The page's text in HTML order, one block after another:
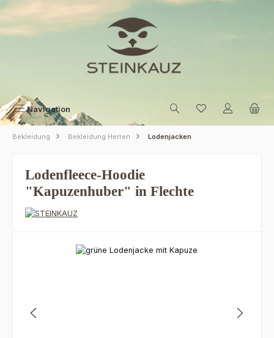
Zum Hauptinhalt springen
Navigation
Bekleidung Bekleidung Herren Lodenjacken
Lodenfleece-Hoodie
"Kapuzenhuber" in Flechte
Bildergalerie überspringen